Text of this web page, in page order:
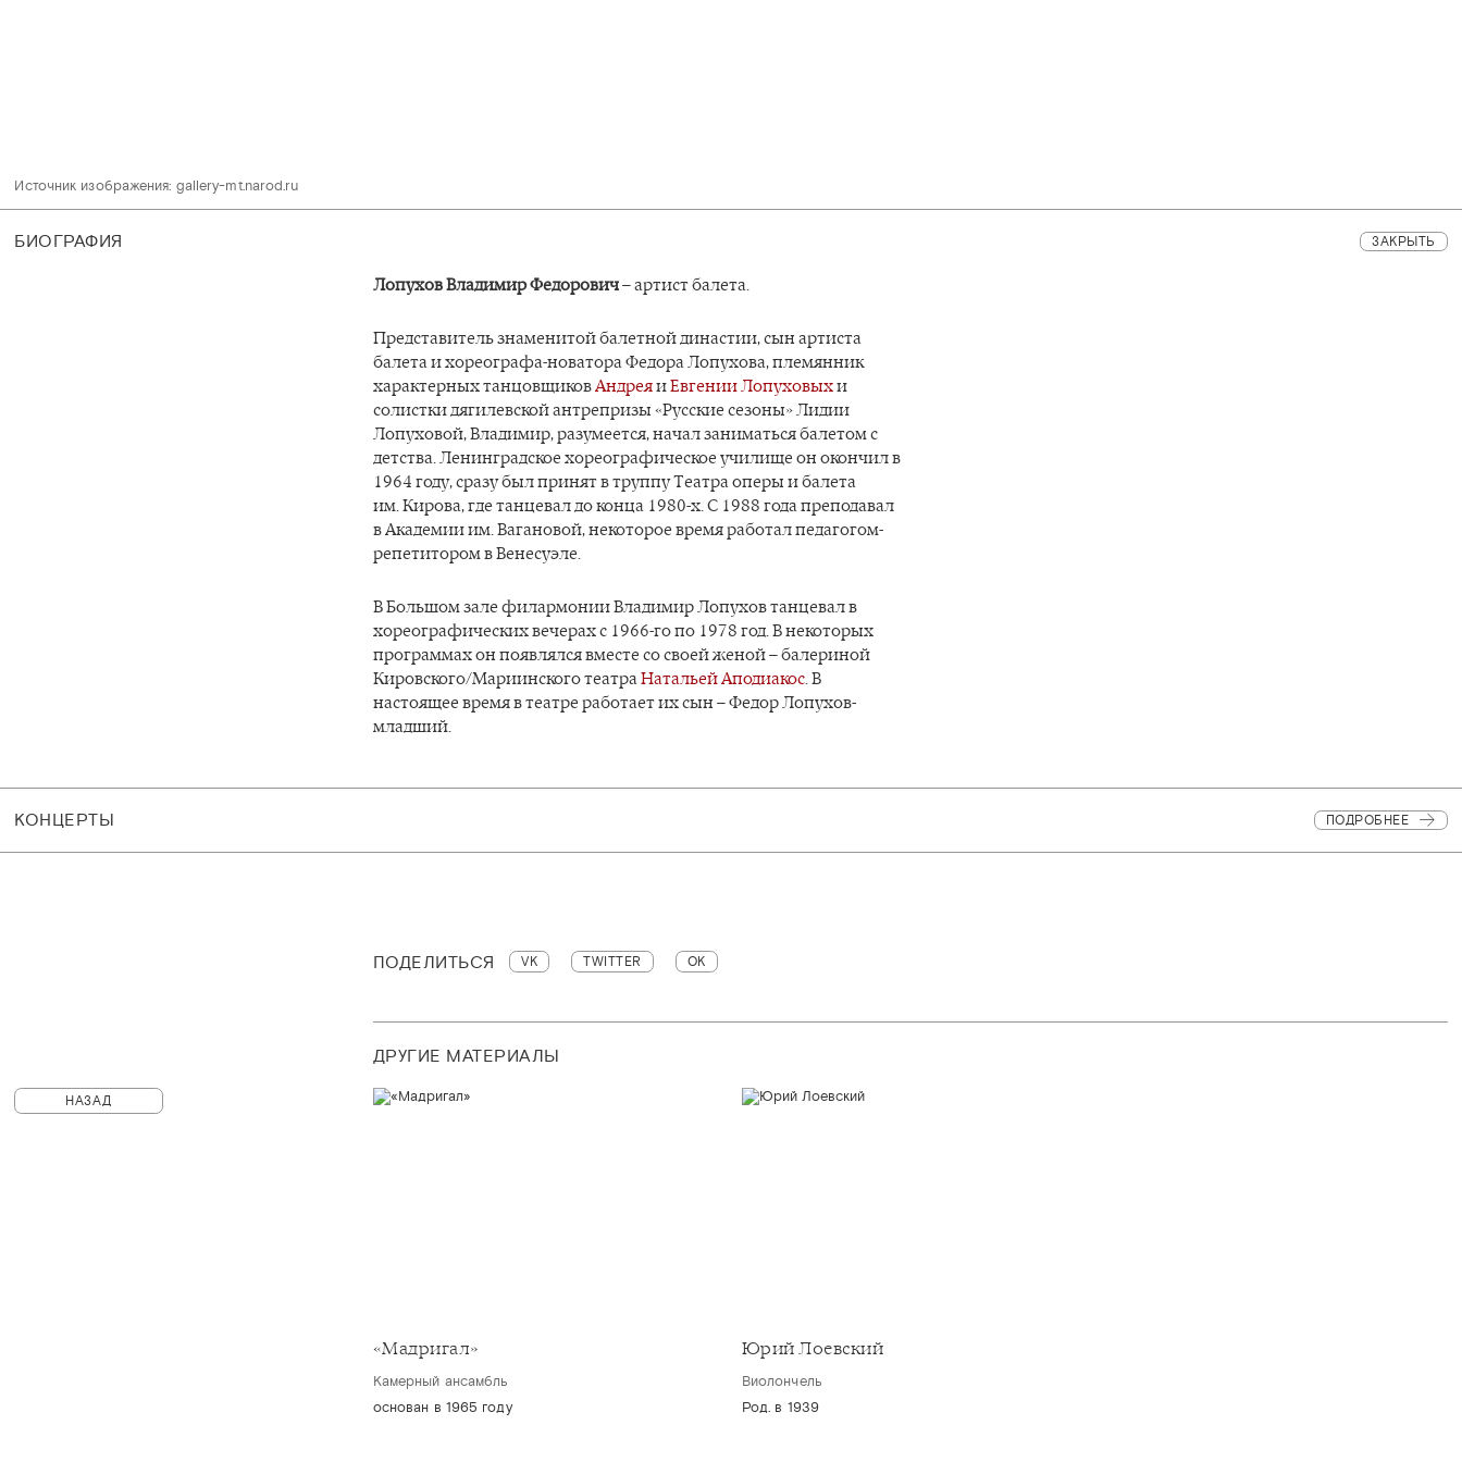
Источник изображения: gallery-mt.narod.ru
БИОГРАФИЯ ЗАКРЫТЬ
Лопухов Владимир Федорович– артист балета.
Представитель знаменитой балетной династии, сын артиста
балета и хореографа-новатора Федора Лопухова, племянник
характерных танцовщиковАндреяиЕвгении Лопуховыхи
солистки дягилевской антрепризы «Русские сезоны» Лидии
Лопуховой, Владимир, разумеется, начал заниматься балетом с
детства. Ленинградское хореографическое училище он окончил в
1964 году, сразу был принят в труппу Театра оперы и балета
им. Кирова, где танцевал до конца 1980-х. С 1988 года преподавал
в Академии им. Вагановой, некоторое время работал педагогом-
репетитором в Венесуэле.
В Большом зале филармонии Владимир Лопухов танцевал в
хореографических вечерах с 1966-го по 1978 год. В некоторых
программах он появлялся вместе со своей женой – балериной
Кировского/Мариинского театраНатальей Аподиакос. В
настоящее время в театре работает их сын – Федор Лопухов-
младший.
КОНЦЕРТЫ ПОДРОБНЕЕ
ПОДЕЛИТЬСЯ VK TWITTER OK
ДРУГИЕ МАТЕРИАЛЫ
Юрий Лоевский
Виолончель
Род. в 1939
«Мадригал»
Камерный ансамбль
основан в 1965 году
НАЗАД